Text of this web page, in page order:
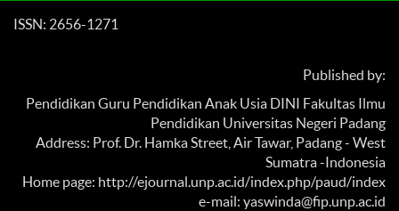
ISSN: 2656-1271
Published by:
Pendidikan Guru Pendidikan Anak Usia DINI Fakultas Ilmu
Pendidikan Universitas Negeri Padang
Address: Prof. Dr. Hamka Street, Air Tawar, Padang - West
Sumatra -Indonesia
Home page: http://ejournal.unp.ac.id/index.php/paud/index
e-mail: yaswinda@fip.unp.ac.id